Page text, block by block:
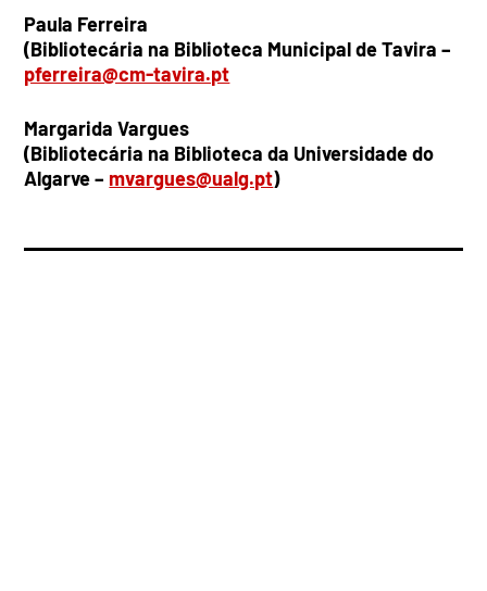
Paula Ferreira
(Bibliotecária na Biblioteca Municipal de Tavira –
pferreira@cm-tavira.pt
Margarida Vargues
(Bibliotecária na Biblioteca da Universidade do
Algarve – mvargues@ualg.pt)